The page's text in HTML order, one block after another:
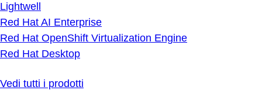
Lightwell
Red Hat AI Enterprise
Red Hat OpenShift Virtualization Engine
Red Hat Desktop
Vedi tutti i prodotti